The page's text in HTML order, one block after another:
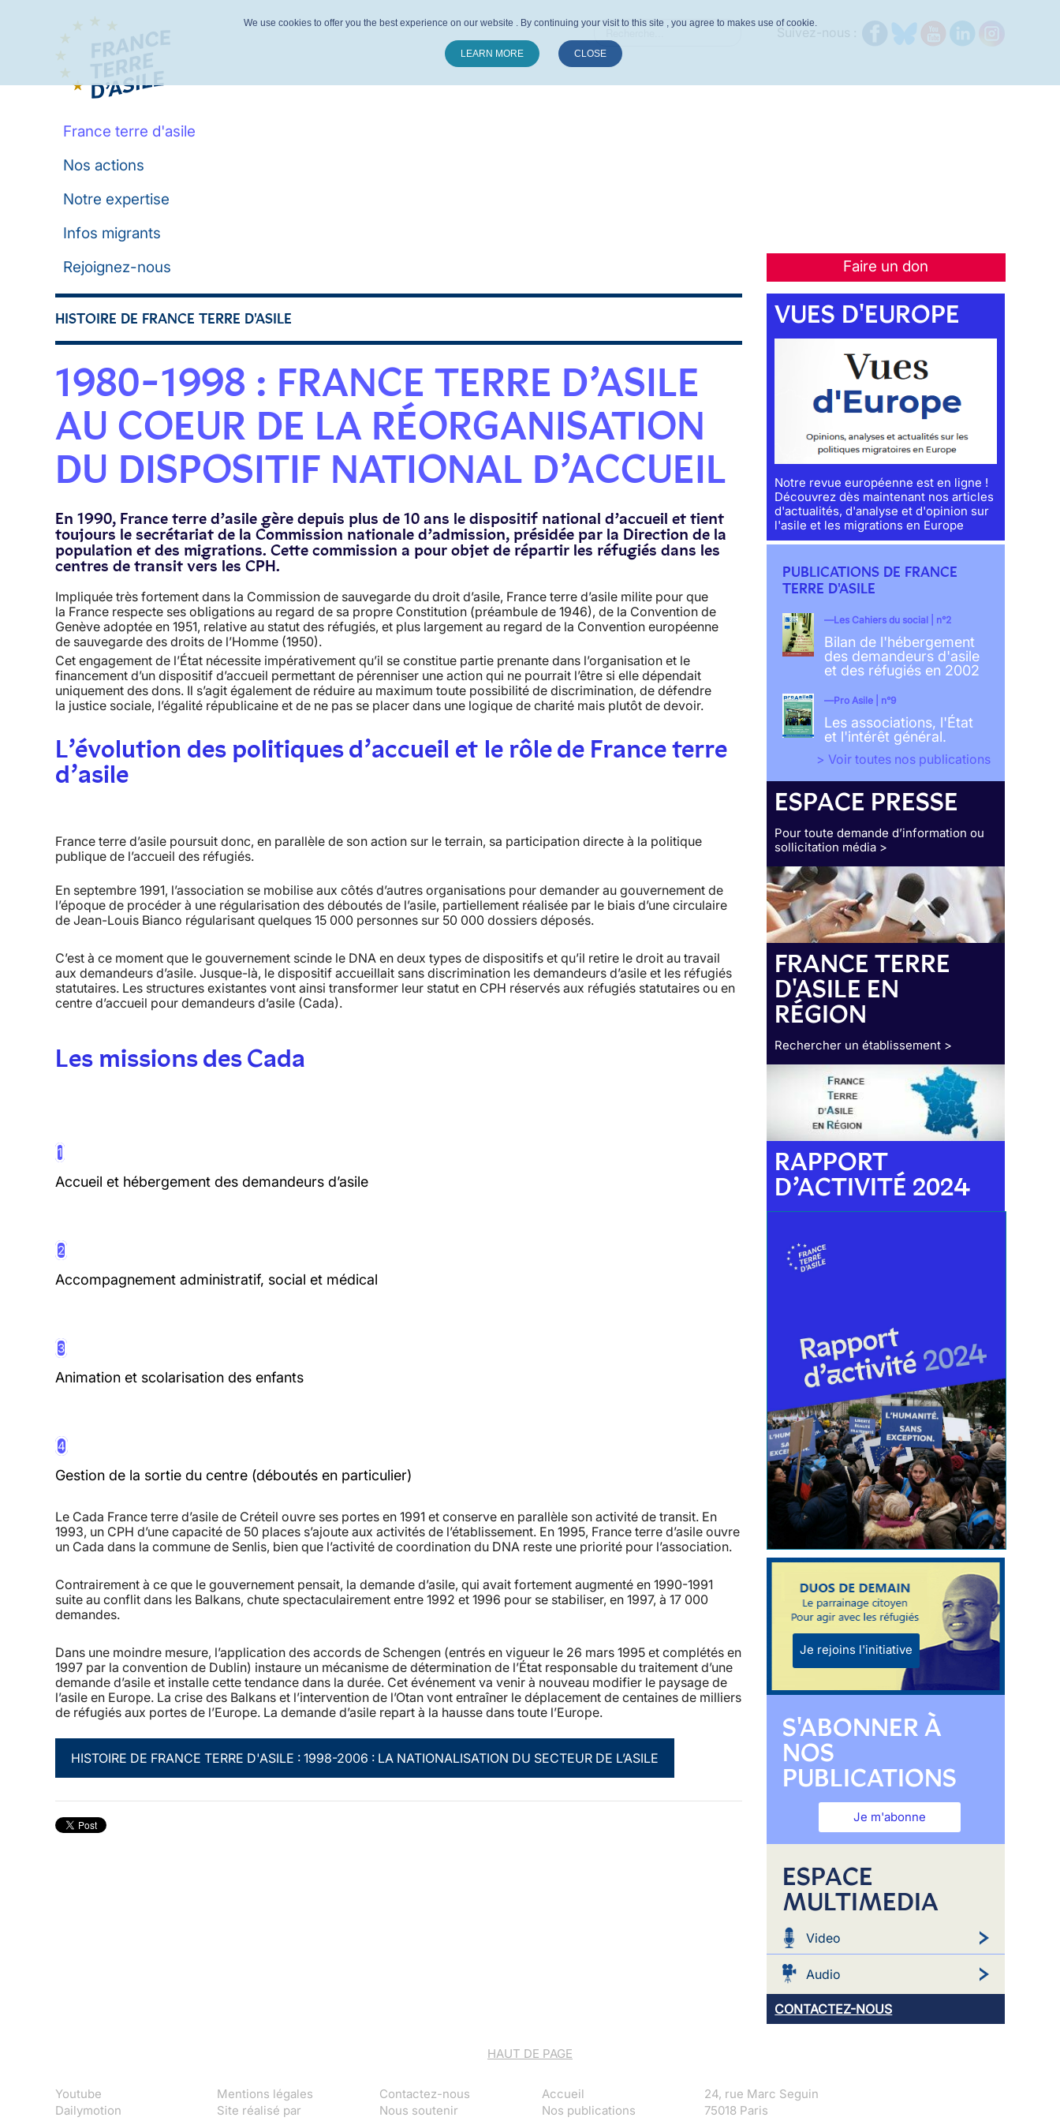
France terre d'asile
Nos actions
Notre expertise
Infos migrants
Faire un don
Rejoignez-nous
HISTOIRE DE FRANCE TERRE D'ASILE
1980-1998 : FRANCE TERRE D’ASILE
AU COEUR DE LA RÉORGANISATION
DU DISPOSITIF NATIONAL D’ACCUEIL
En 1990, France terre d’asile gère depuis plus de 10 ans le dispositif national d’accueil et tient
toujours le secrétariat de la Commission nationale d’admission, présidée par la Direction de la
population et des migrations. Cette commission a pour objet de répartir les réfugiés dans les
centres de transit vers les CPH.
Impliquée très fortement dans la Commission de sauvegarde du droit d’asile, France terre d’asile milite pour que
la France respecte ses obligations au regard de sa propre Constitution (préambule de 1946), de la Convention de
Genève adoptée en 1951, relative au statut des réfugiés, et plus largement au regard de la Convention européenne
de sauvegarde des droits de l’Homme (1950).
Cet engagement de l’État nécessite impérativement qu’il se constitue partie prenante dans l’organisation et le
financement d’un dispositif d’accueil permettant de pérenniser une action qui ne pourrait l’être si elle dépendait
uniquement des dons. Il s’agit également de réduire au maximum toute possibilité de discrimination, de défendre
la justice sociale, l’égalité républicaine et de ne pas se placer dans une logique de charité mais plutôt de devoir.
L’évolution des politiques d’accueil et le rôle de France terre
d’asile
France terre d’asile poursuit donc, en parallèle de son action sur le terrain, sa participation directe à la politique
publique de l’accueil des réfugiés.
En septembre 1991, l’association se mobilise aux côtés d’autres organisations pour demander au gouvernement de
l’époque de procéder à une régularisation des déboutés de l’asile, partiellement réalisée par le biais d’une circulaire
de Jean-Louis Bianco régularisant quelques 15 000 personnes sur 50 000 dossiers déposés.
C’est à ce moment que le gouvernement scinde le DNA en deux types de dispositifs et qu’il retire le droit au travail
aux demandeurs d’asile. Jusque-là, le dispositif accueillait sans discrimination les demandeurs d’asile et les réfugiés
statutaires. Les structures existantes vont ainsi transformer leur statut en CPH réservés aux réfugiés statutaires ou en
centre d’accueil pour demandeurs d’asile (Cada).
Les missions des Cada
1
Accueil et hébergement des demandeurs d’asile
2
Accompagnement administratif, social et médical
3
Animation et scolarisation des enfants
4
Gestion de la sortie du centre (déboutés en particulier)
Le Cada France terre d’asile de Créteil ouvre ses portes en 1991 et conserve en parallèle son activité de transit. En
1993, un CPH d’une capacité de 50 places s’ajoute aux activités de l’établissement. En 1995, France terre d’asile ouvre
un Cada dans la commune de Senlis, bien que l’activité de coordination du DNA reste une priorité pour l’association.
Contrairement à ce que le gouvernement pensait, la demande d’asile, qui avait fortement augmenté en 1990-1991
suite au conflit dans les Balkans, chute spectaculairement entre 1992 et 1996 pour se stabiliser, en 1997, à 17 000
demandes.
Dans une moindre mesure, l’application des accords de Schengen (entrés en vigueur le 26 mars 1995 et complétés en
1997 par la convention de Dublin) instaure un mécanisme de détermination de l’État responsable du traitement d’une
demande d’asile et installe cette tendance dans la durée. Cet événement va venir à nouveau modifier le paysage de
l’asile en Europe. La crise des Balkans et l’intervention de l’Otan vont entraîner le déplacement de centaines de milliers
de réfugiés aux portes de l’Europe. La demande d’asile repart à la hausse dans toute l’Europe.
HISTOIRE DE FRANCE TERRE D'ASILE : 1998-2006 : LA NATIONALISATION DU SECTEUR DE L’ASILE
VUES D'EUROPE
Notre revue européenne est en ligne !
Découvrez dès maintenant nos articles
d'actualités, d'analyse et d'opinion sur
l'asile et les migrations en Europe
PUBLICATIONS DE FRANCE
TERRE D'ASILE
Les Cahiers du social | n°2
Bilan de l'hébergement
des demandeurs d'asile
et des réfugiés en 2002
Pro Asile | n°9
Les associations, l'État
et l'intérêt général.
> Voir toutes nos publications
ESPACE PRESSE
Pour toute demande d’information ou
sollicitation média >
FRANCE TERRE
D'ASILE EN
RÉGION
Rechercher un établissement >
RAPPORT
D’ACTIVITÉ 2024
Je rejoins l'initiative
S'ABONNER À
NOS
PUBLICATIONS
Je m'abonne
ESPACE
MULTIMEDIA
Video
Audio
CONTACTEZ-NOUS
HAUT DE PAGE
Youtube
Dailymotion
Mentions légales
Site réalisé par
Contactez-nous
Nous soutenir
Accueil
Nos publications
24, rue Marc Seguin
75018 Paris
We use cookies to offer you the best experience on our website . By continuing your visit to this site , you agree to makes use of cookie.
LEARN MORE CLOSE